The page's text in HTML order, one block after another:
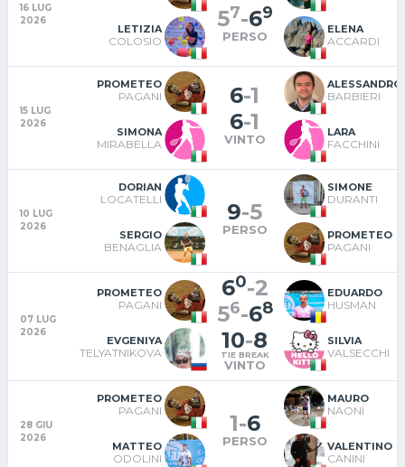
16 LUG
2026
LETIZIA
COLOSIO
57-69
PERSO ELENA
ACCARDI
15 LUG
2026
PROMETEO
PAGANI
SIMONA
MIRABELLA
6-1
6-1
VINTO
ALESSANDRO
BARBIERI
LARA
FACCHINI
10 LUG
2026
DORIAN
LOCATELLI
SERGIO
BENAGLIA
9-5
PERSO
SIMONE
DURANTI
PROMETEO
PAGANI
07 LUG
2026
PROMETEO
PAGANI
EVGENIYA
TELYATNIKOVA
60-2
56-68
10-8
TIE BREAK
VINTO
EDUARDO
HUSMAN
SILVIA
VALSECCHI
28 GIU
2026
PROMETEO
PAGANI
MATTEO
ODOLINI
1-6
PERSO
MAURO
NAONI
VALENTINO
CANINI